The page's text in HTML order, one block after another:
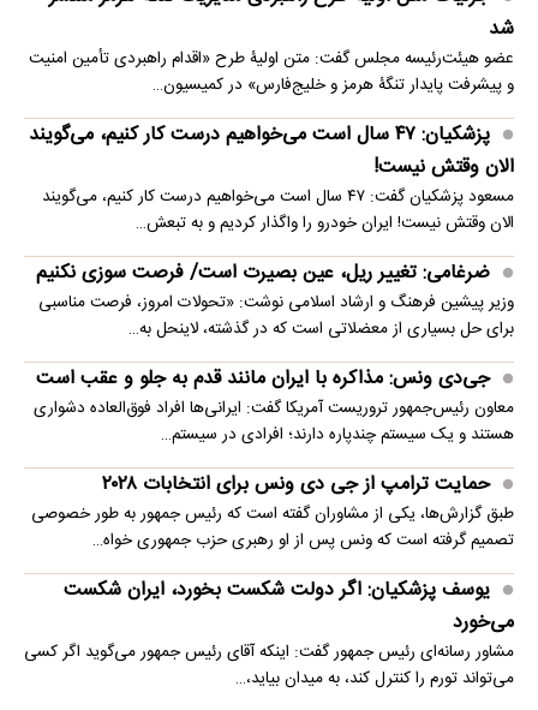
شد
عضو هیئت‌رئیسه مجلس گفت: متن اولیۀ طرح «اقدام راهبردی تأمین امنیت
و پیشرفت پایدار تنگۀ هرمز و خلیج‌فارس» در کمیسیون…
پزشکیان: ۴۷ سال است می‌خواهیم درست کار کنیم، می‌گویند
الان وقتش نیست!
مسعود پزشکیان گفت: ۴۷ سال است می‌خواهیم درست کار کنیم، می‌گویند
الان وقتش نیست! ایران خودرو را واگذار کردیم و به تبعش…
ضرغامی: تغییر ریل، عین بصیرت است/ فرصت سوزی نکنیم
وزیر پیشین فرهنگ و ارشاد اسلامی نوشت: «تحولات امروز، فرصت مناسبی
برای حل بسیاری از معضلاتی‌ است که در گذشته، لاینحل به…
جی‌دی ونس: مذاکره با ایران مانند قدم به جلو و عقب است
معاون رئیس‌جمهور تروریست آمریکا گفت: ایرانی‌ها افراد فوق‌العاده دشواری
هستند و یک سیستم چندپاره دارند؛ افرادی در سیستم…
حمایت ترامپ از جی دی ونس برای انتخابات ۲۰۲۸
طبق گزارش‌ها، یکی از مشاوران گفته است که رئیس جمهور به طور خصوصی
تصمیم گرفته است که ونس پس از او رهبری حزب جمهوری خواه…
یوسف پزشکیان: اگر دولت شکست بخورد، ایران شکست
می‌خورد
مشاور رسانه‌ای رئیس جمهور گفت: اینکه آقای رئیس جمهور می‌گوید اگر کسی
می‌تواند تورم را کنترل کند، به میدان بیاید،…